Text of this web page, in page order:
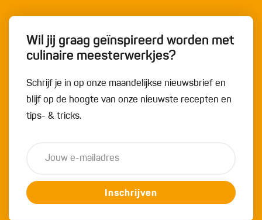
Wil jij graag geïnspireerd worden met
culinaire meesterwerkjes?
Schrijf je in op onze maandelijkse nieuwsbrief en
blijf op de hoogte van onze nieuwste recepten en
tips- & tricks.
Inschrijven